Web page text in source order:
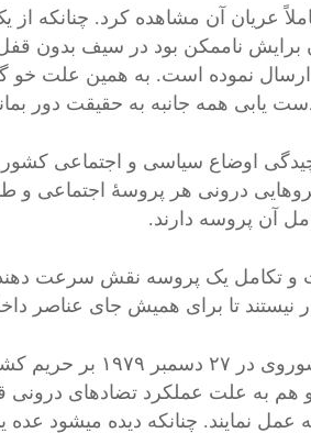
عریان آن مشاهده کرد. چنانکه از
برایش ناممکن بود در سیف بدون
نموده است. به همین علت خو
یابی همه جانبه به حقیقت دور
اوضاع سیاسی و اجتماعی کشور
درونی هر پروسۀ اجتماعی
آن پروسه دارند.
و تکامل یک پروسه نقش سرعت
نیستند تا برای همیش جای عناصر
ولی با کمال تاسف به تعقیب
به علت عملکرد تضادهای درونی
عمل نمایند. چنانکه دیده میشود